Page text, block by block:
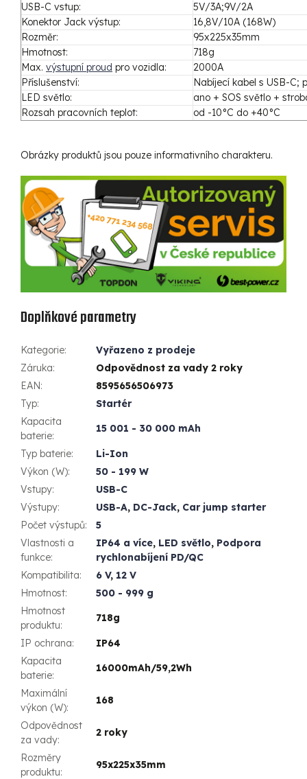
USB-C vstup:
5V/3A;9V/2A
Konektor Jack výstup:
16,8V/10A (168W)
Rozměr:
95x225x35mm
Hmotnost:
718g
Max. výstupní proud pro vozidla:
2000A
Příslušenství:
Nabíjecí kabel s USB-C;
LED světlo:
ano + SOS světlo +
Rozsah pracovních teplot:
od -10°C do +40°C
Obrázky produktů jsou pouze informativního charakteru.
Doplňkové parametry
Kategorie:
Vyřazeno z prodeje
Záruka:
Odpovědnost za vady 2 roky
EAN:
8595656506973
Typ:
Startér
Kapacita
baterie:
15 001 - 30 000 mAh
Typ baterie:
Li-Ion
Výkon (W):
50 - 199 W
Vstupy:
USB-C
Výstupy: USB-A, DC-Jack, Car jump starter
Počet výstupů:
5
Vlastnosti a
funkce:
IP64 a více, LED světlo, Podpora
rychlonabíjení PD/QC
Kompatibilita: 6 V, 12 V
Hmotnost:
500 - 999 g
Hmotnost
produktu:
718g
IP ochrana:
IP64
Kapacita
baterie:
16000mAh/59,2Wh
Maximální
výkon (W):
168
Odpovědnost
za vady:
2 roky
Rozměry
produktu:
95x225x35mm